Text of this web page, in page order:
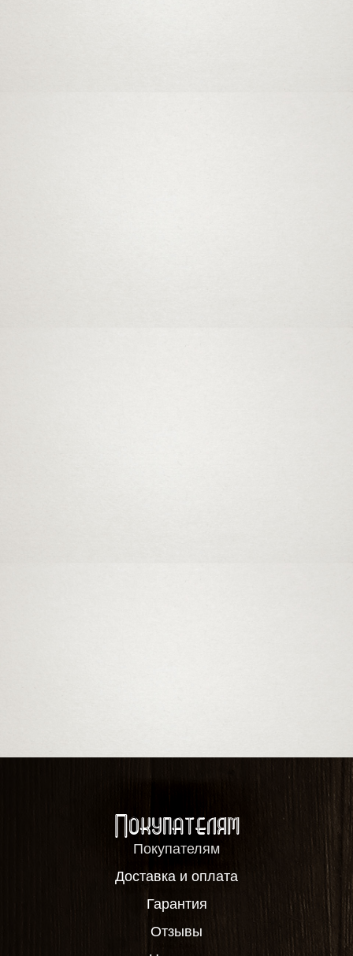
Покупателям
Покупателям
Доставка и оплата
Гарантия
Отзывы